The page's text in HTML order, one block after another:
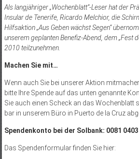
Als langjähriger „Wochenblatt“-Leser hat der
Insular de Tenerife, Ricardo Melchior, die
Hilfsaktion „Aus Geben wächst Segen“
unserem geplanten Benefiz-Abend, dem „Fest
2010 teilzunehmen.
Machen Sie mit…
Wenn auch Sie bei unserer Aktion
bitte Ihre Spende auf das unten genannte
Sie auch einen Scheck an das Wochenblatt
bar in unserem Büro in Puerto de la Cruz
Spendenkonto bei der Solbank: 0081
Das Spendenformular finden Sie hier: